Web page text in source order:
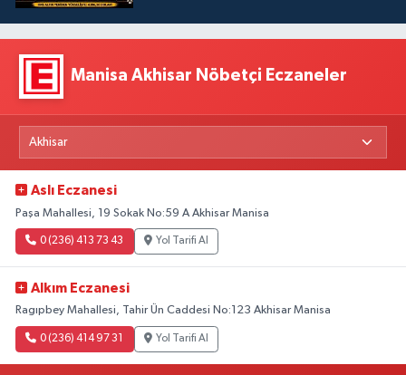
Manisa Akhisar Nöbetçi Eczaneler
Aslı Eczanesi
Paşa Mahallesi, 19 Sokak No:59 A Akhisar Manisa
0 (236) 413 73 43 Yol Tarifi Al
Alkım Eczanesi
Ragıpbey Mahallesi, Tahir Ün Caddesi No:123 Akhisar Manisa
0 (236) 414 97 31 Yol Tarifi Al